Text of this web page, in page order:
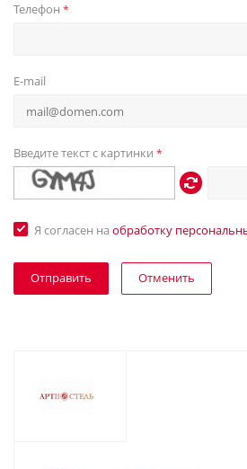
Телефон *
E-mail
Введите текст с картинки *
Я согласен на обработку
Отменить